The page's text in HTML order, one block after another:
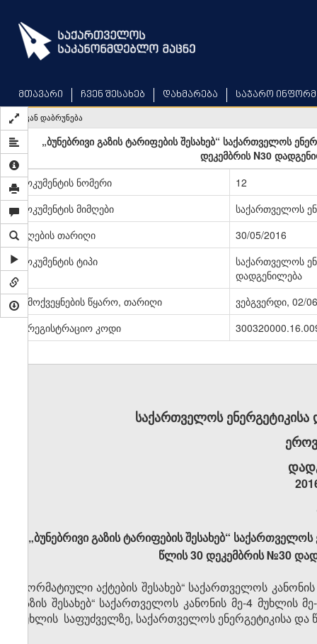
main
content
მთავარი ჩვენ შესახებ დახმარება საჯარო
უკან დაბრუნება
„ბუნებრივი გაზის ტარიფების შესახებ“ საქართველოს
დეკემბრის N30
დოკუმენტის ნომერი
12
დოკუმენტის მიმღები
საქართველოს
მიღების თარიღი
30/05/2016
დოკუმენტის ტიპი
საქართველოს
დადგენილება
გამოქვეყნების წყარო, თარიღი
ვებგვერდი, 02/
სარეგისტრაციო კოდი
საქართველოს
„ბუნებრივი გაზის ტარიფების შესახებ“
წლის 30 დეკემბრის №30
„ნორმატიული აქტების შესახებ“ საქართველოს
გაზის შესახებ“ საქართველოს კანონის მე-4 მუხლის
მუხლის საფუძველზე, საქართველოს ენერგეტიკისა